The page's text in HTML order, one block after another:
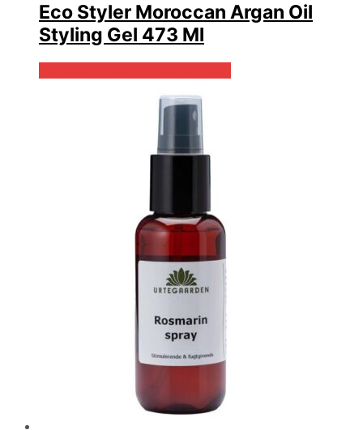
Eco Styler Moroccan Argan Oil
Styling Gel 473 Ml